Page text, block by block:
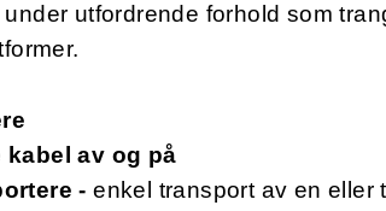
utfordrende forhold som
kabel av og på
- enkel transport av en eller